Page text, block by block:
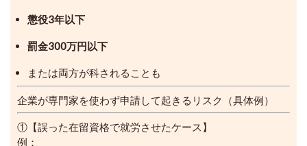
懲役3年以下
罰金300万円以下
または両方が科されることも
企業が専門家を使わず申請して起きるリスク（具体例）
①【誤った在留資格で就労させたケース】
例：